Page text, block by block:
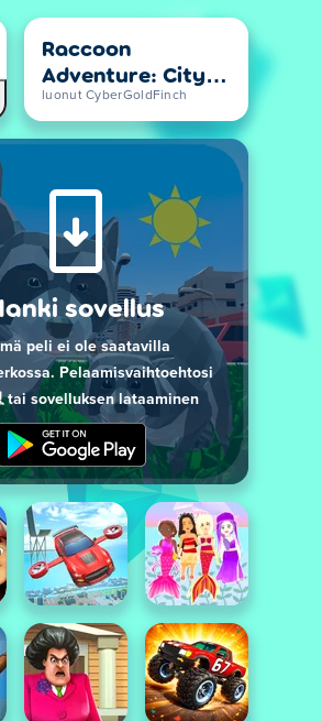
Raccoon
Adventure: City
Simulator 3D
luonut CyberGoldFinch
sovellus
peli ei ole saatavilla
Pelaamisvaihtoehtosi
tai sovelluksen lataaminen